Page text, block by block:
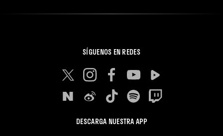
SÍGUENOS EN REDES
DESCARGA NUESTRA APP